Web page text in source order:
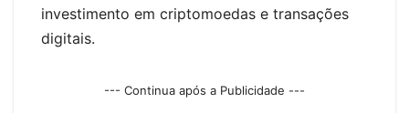
investimento em criptomoedas e transações
digitais.
--- Continua após a Publicidade ---